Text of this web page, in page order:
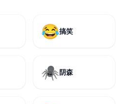
😂搞笑
🕷️阴森